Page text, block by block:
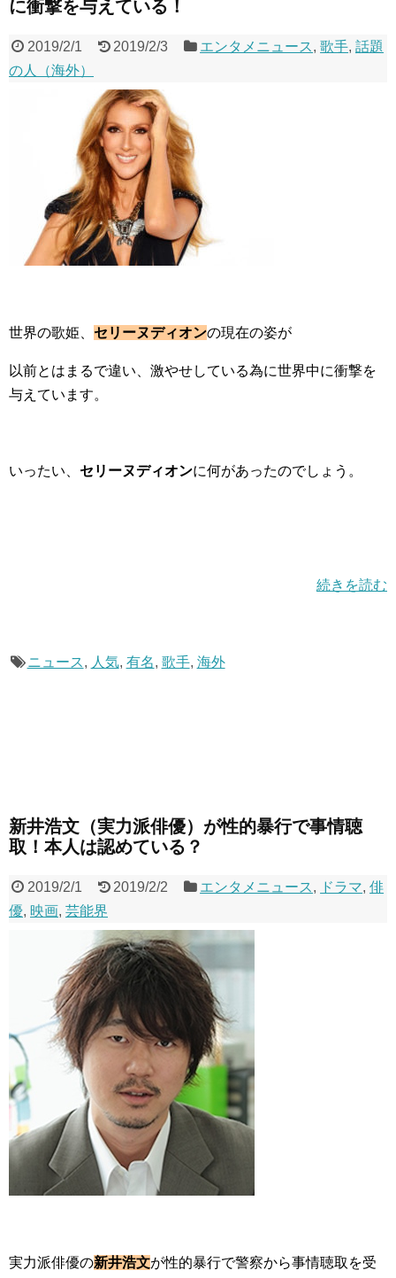
に衝撃を与えている！
2019/2/1 2019/2/3 エンタメニュース,歌手,話題
の人（海外）
世界の歌姫、 セリーヌディオンの現在の姿が
以前とはまるで違い、激やせしている為に世界中に衝撃を
与えています。
いったい、 セリーヌディオンに何があったのでしょう。
続きを読む
ニュース, 人気, 有名, 歌手, 海外
新井浩文（実力派俳優）が性的暴行で事情聴
取！本人は認めている？
2019/2/1 2019/2/2 エンタメニュース, ドラマ,俳
優, 映画, 芸能界
実力派俳優の新井浩文が性的暴行で警察から事情聴取を受